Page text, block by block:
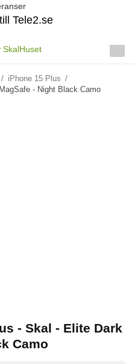
Tele2.se
/ iPhone 15 Plus /
- Night Black Camo
- Skal - Elite Dark
Camo